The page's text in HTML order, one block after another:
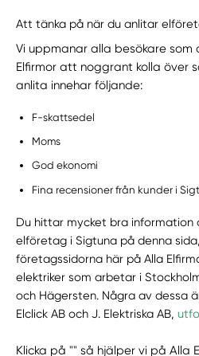
Att tänka på när du anlitar
Vi uppmanar alla besökare som
Elfirmor att noggrant kolla över
anlita innehar följande:
F-skattsedel
Moms
God ekonomi
Fina recensioner från kunder i
Du hittar mycket bra information
elföretag i Sigtuna på denna
företagssidorna här på Alla
elektriker som arbetar i
och Hägersten. Några av dessa
Elclick AB och J. Elektriska AB,
Klicka på "" så hjälper vi på Alla